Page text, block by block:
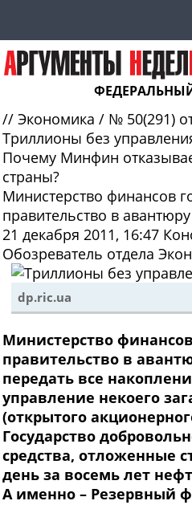
// Экономика / № 50(291)
Триллионы без
Почему Минфин
страны?
Министерство финансов
правительство в
21 декабря 2011, 16:47
Обозреватель отдела
dp.ric.ua
Министерство
правительство в
передать все
управление некоего
(открытого
Государство
средства, отложенные
день за восемь лет
А именно – Резервный